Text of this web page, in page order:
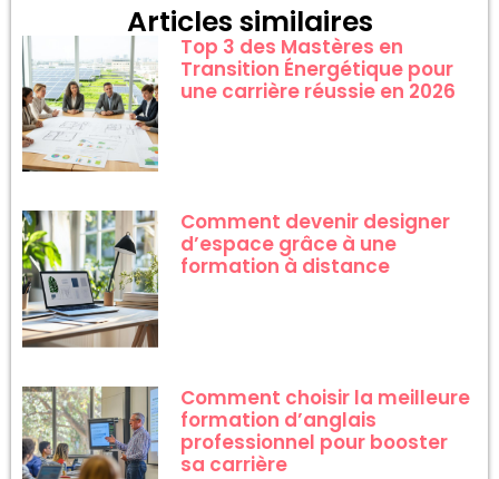
Articles similaires
Top 3 des Mastères en
Transition Énergétique pour
une carrière réussie en 2026
Comment devenir designer
d’espace grâce à une
formation à distance
Comment choisir la meilleure
formation d’anglais
professionnel pour booster
sa carrière